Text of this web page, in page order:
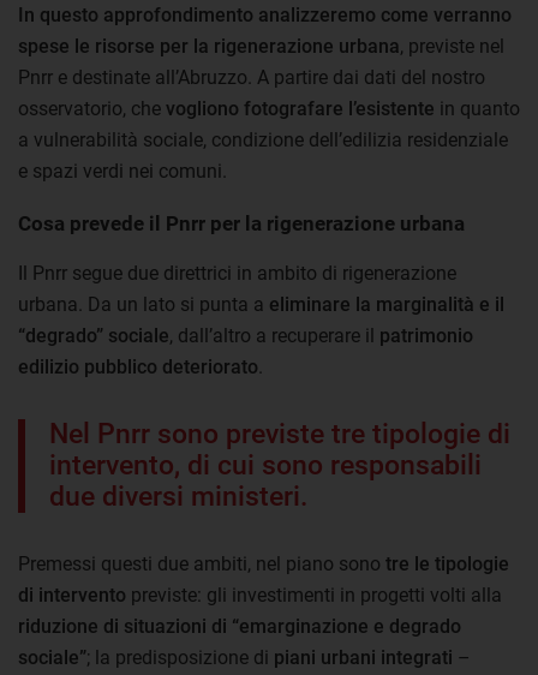
In questo approfondimento analizzeremo come verranno
spese le risorse per la rigenerazione urbana, previste nel
Pnrr e destinate all’Abruzzo. A partire dai dati del nostro
osservatorio, che vogliono fotografare l’esistente in quanto
a vulnerabilità sociale, condizione dell’edilizia residenziale
e spazi verdi nei comuni.
Cosa prevede il Pnrr per la rigenerazione urbana
Il Pnrr segue due direttrici in ambito di rigenerazione
urbana. Da un lato si punta a eliminare la marginalità e il
“degrado” sociale, dall’altro a recuperare il patrimonio
edilizio pubblico deteriorato.
Nel Pnrr sono previste tre tipologie di
intervento, di cui sono responsabili
due diversi ministeri.
Premessi questi due ambiti, nel piano sono tre le tipologie
di intervento previste: gli investimenti in progetti volti alla
riduzione di situazioni di “emarginazione e degrado
sociale”; la predisposizione di piani urbani integrati –